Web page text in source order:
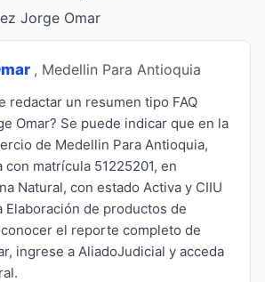
Jorge Omar
, Medellin Para Antioquia
redactar un resumen tipo FAQ
Omar? Se puede indicar que en la
de Medellin Para Antioquia,
con matrícula 51225201, en
Natural, con estado Activa y CIIU
Elaboración de productos de
el reporte completo de
ingrese a AliadoJudicial y acceda